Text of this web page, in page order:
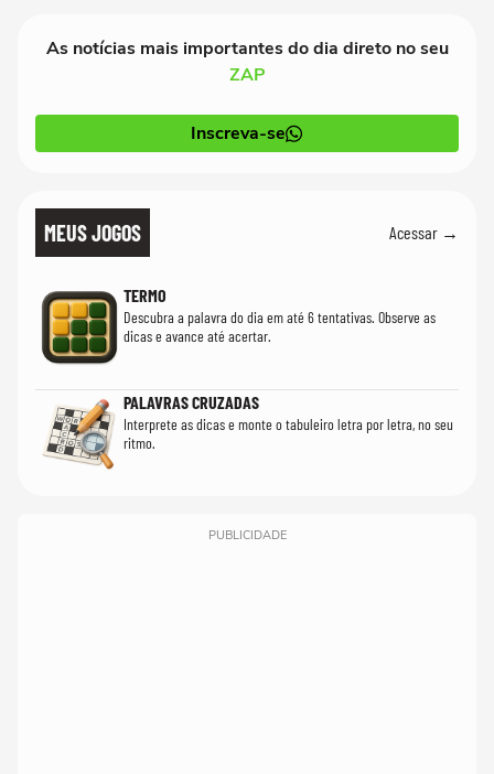
As notícias mais importantes do dia direto no seu
ZAP
Inscreva-se
MEUS JOGOS Acessar →
TERMO
Descubra a palavra do dia em até 6 tentativas. Observe as
dicas e avance até acertar.
PALAVRAS CRUZADAS
Interprete as dicas e monte o tabuleiro letra por letra, no seu
ritmo.
PUBLICIDADE